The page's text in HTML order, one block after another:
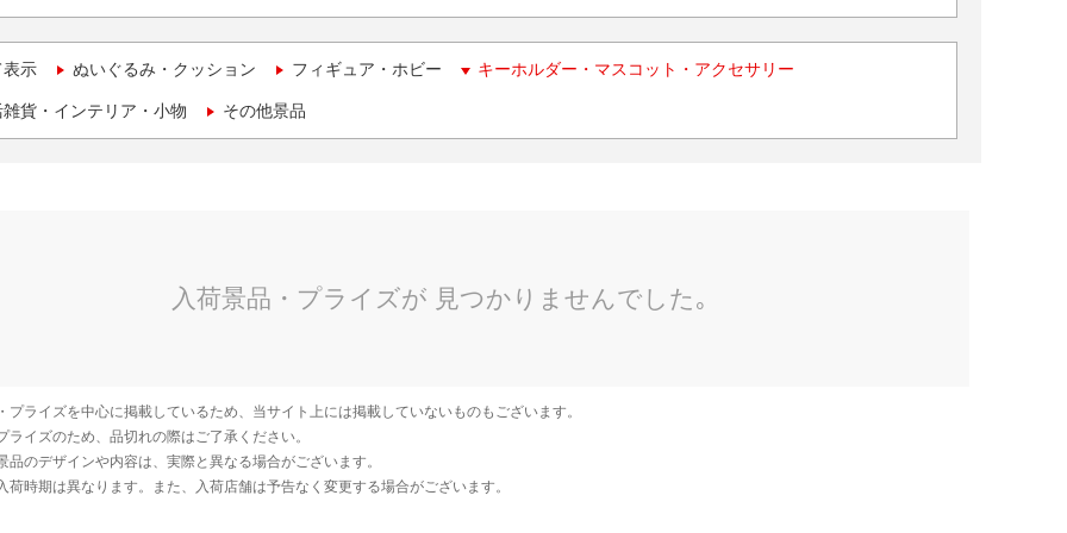
表示 ぬいぐるみ・クッション フィギュア・ホビー キーホルダー・マスコット・アクセサリー
貨・インテリア・小物 その他景品